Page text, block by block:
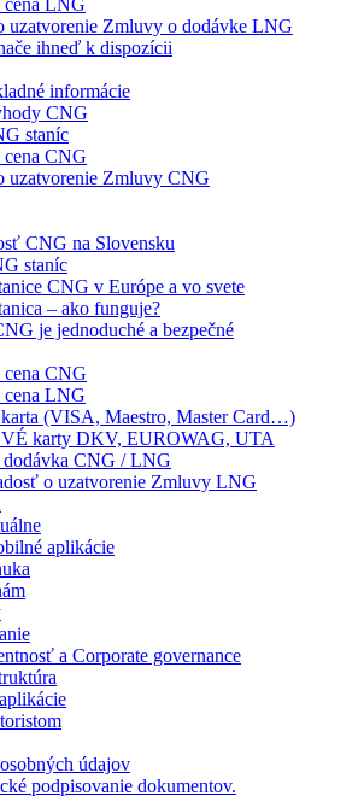
cena LNG
uzatvorenie Zmluvy o dodávke LNG
ihneď k dispozícii
informácie
CNG
staníc
CNG
uzatvorenie Zmluvy CNG
CNG na Slovensku
staníc
CNG v Európe a vo svete
– ako funguje?
je jednoduché a bezpečné
CNG
cena LNG
karta (VISA, Maestro, Master Card…)
karty DKV, EUROWAG, UTA
dodávka CNG / LNG
o uzatvorenie Zmluvy LNG
aplikácie
a Corporate governance
údajov
podpisovanie dokumentov.